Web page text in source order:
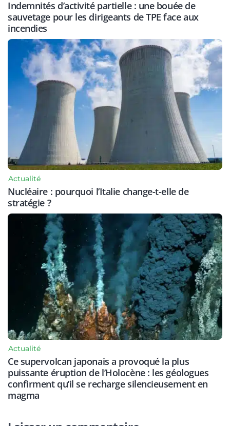
Indemnités d’activité partielle : une bouée de
sauvetage pour les dirigeants de TPE face aux
incendies
Actualité
Nucléaire : pourquoi l’Italie change-t-elle de
stratégie ?
Actualité
Ce supervolcan japonais a provoqué la plus
puissante éruption de l’Holocène : les géologues
confirment qu’il se recharge silencieusement en
magma